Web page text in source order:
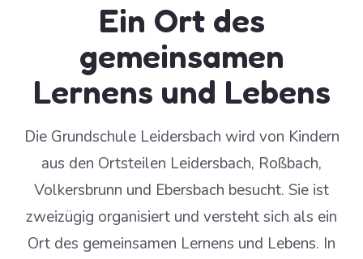
Ein Ort des
gemeinsamen
Lernens und Lebens
Die Grundschule Leidersbach wird von Kindern
aus den Ortsteilen Leidersbach, Roßbach,
Volkersbrunn und Ebersbach besucht. Sie ist
zweizügig organisiert und versteht sich als ein
Ort des gemeinsamen Lernens und Lebens. In